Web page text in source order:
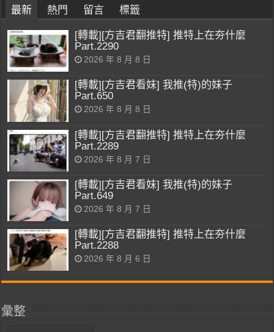
最新 熱門 留言 標籤
[轉載][方吉君翻推特] 推特上在夯什麼
Part.2290
2026 年 8 月 8 日
[轉載][方吉君看妹] 我推(特)的妹子
Part.650
2026 年 8 月 8 日
[轉載][方吉君翻推特] 推特上在夯什麼
Part.2289
2026 年 8 月 7 日
[轉載][方吉君看妹] 我推(特)的妹子
Part.649
2026 年 8 月 7 日
[轉載][方吉君翻推特] 推特上在夯什麼
Part.2288
2026 年 8 月 6 日
彙整